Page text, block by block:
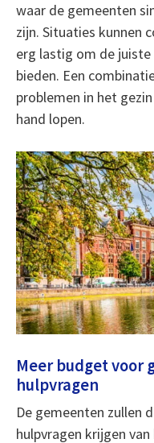
waar de gemeenten
zijn. Situaties kunnen
erg lastig om de
bieden. Een
problemen in het
hand lopen.
Meer budget voor
hulpvragen
De gemeenten zullen
hulpvragen krijgen